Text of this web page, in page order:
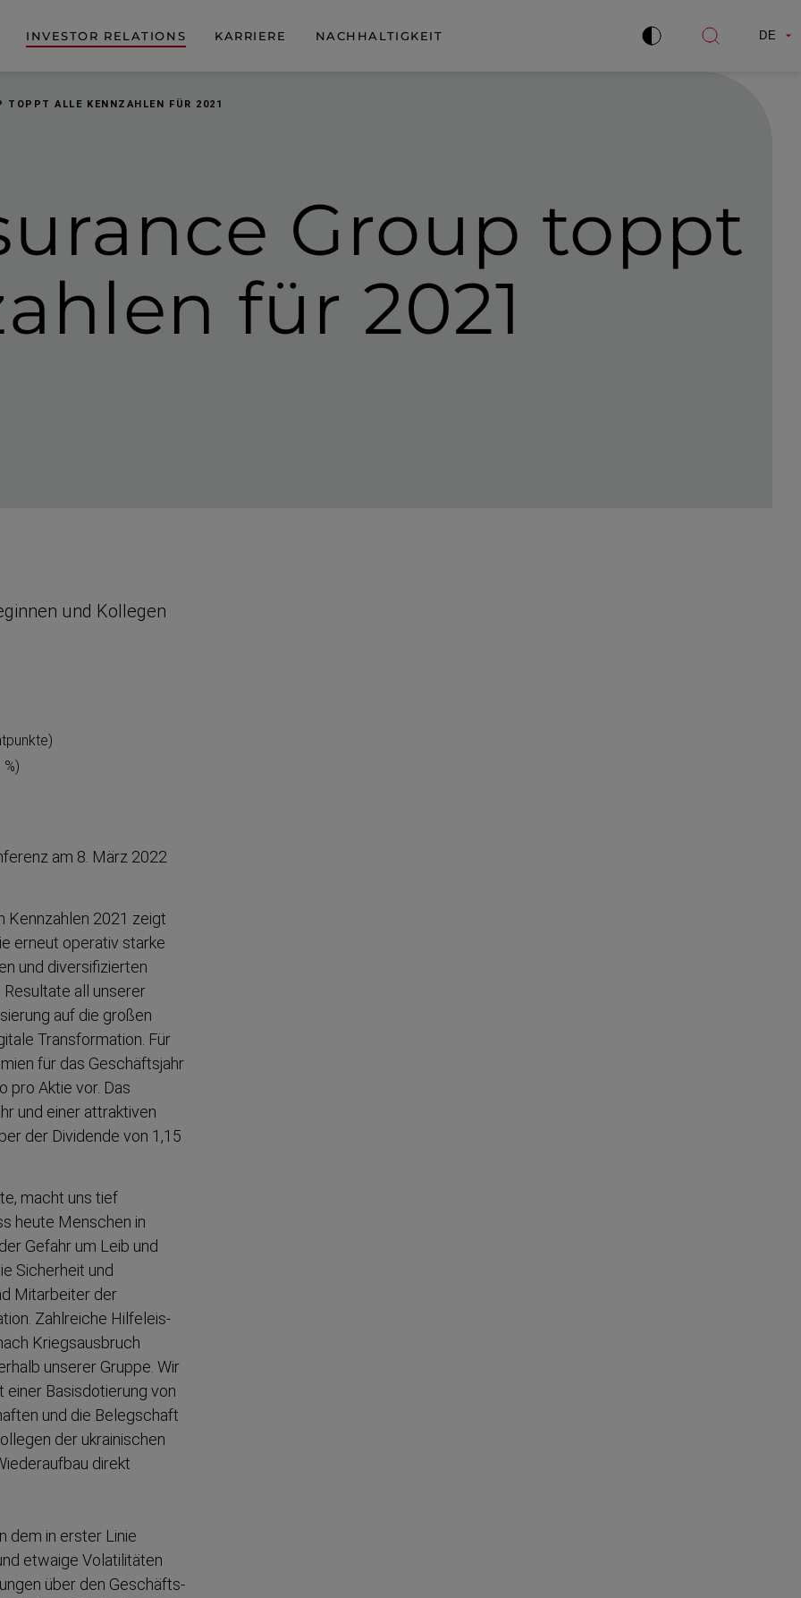
INVESTOR RELATIONS KARRIERE NACHHALTIGKEIT
Kontrast
Suche
DE
TOPPT ALLE KENNZAHLEN FÜR 2021
Group toppt
für 2021
und Kollegen
am 8. März 2022
Kennzahlen 2021 zeigt
erneut operativ starke
und diversi­fi­zierten
all unserer
auf die großen
Transfor­mation. Für
für das Geschäftsjahr
pro Aktie vor. Das
und einer attraktiven
der Dividende von 1,15
macht uns tief
heute Menschen in
Gefahr um Leib und
Sicherheit und
Mitarbeiter der
Zahlreiche Hilfeleis­
Kriegs­ausbruch
unserer Gruppe. Wir
einer Basisdo­tierung von
und die Belegschaft
der ukrainischen
direkt
dem in erster Linie
etwaige Volati­litäten
über den Geschäfts­